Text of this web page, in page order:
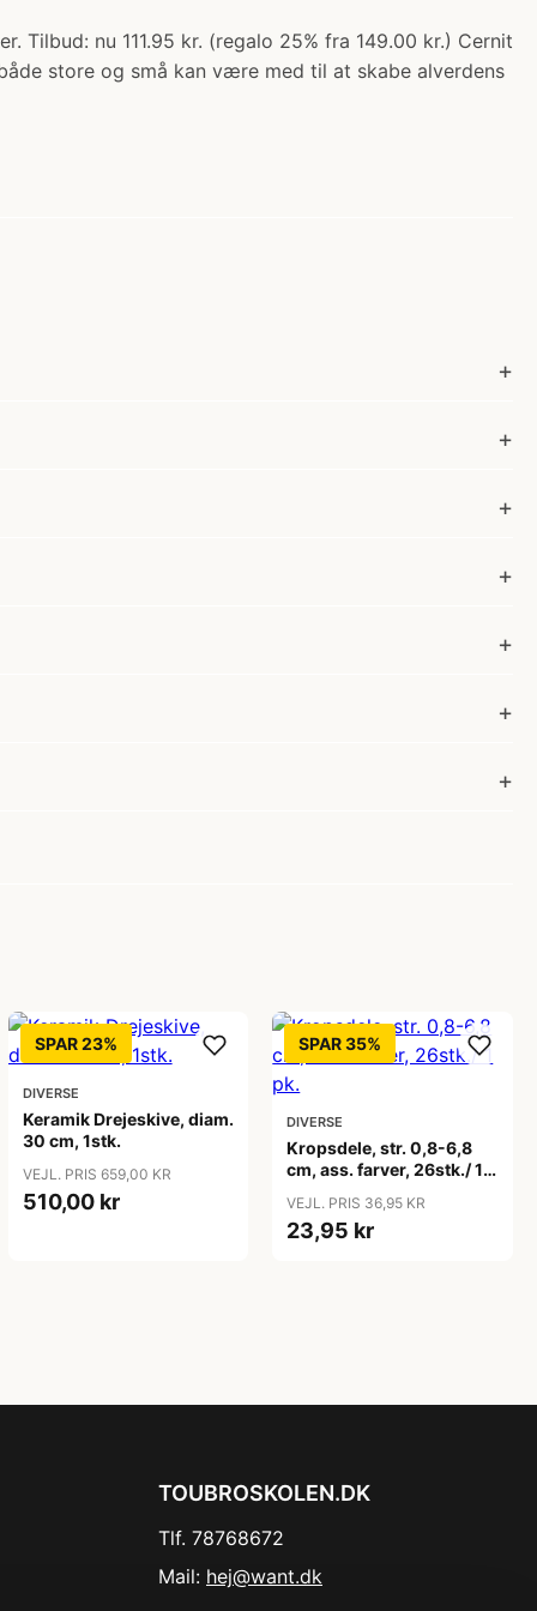
nu 111.95 kr. (regalo 25% fra 149.00 kr.) Cernit
store og små kan være med til at skabe alverdens
SPAR 23%
DIVERSE
Keramik Drejeskive, diam.
30 cm, 1stk.
VEJL. PRIS 659,00 KR
510,00 kr
SPAR 35%
DIVERSE
Kropsdele, str. 0,8-6,8
cm, ass. farver, 26stk./ 1
VEJL. PRIS 36,95 KR
23,95 kr
TOUBROSKOLEN.DK
Tlf. 78768672
Mail: hej@want.dk